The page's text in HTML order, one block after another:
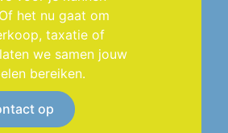
het nu gaat om
taxatie of
we samen jouw
bereiken.
op